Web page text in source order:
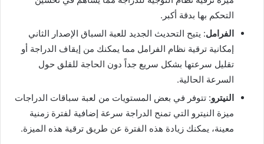
التحكم بها بدقة أكبر.
الفرامل: يتيح التحديث الجديد للعبة السباق الإصدار الثاني
إمكانية ترقية نظام الفرامل مما يمكنك من إيقاف الدراجة أو
تقليل سرعتها بشكل سريع جداً دون الحاجة للقلق حول
السرعة الحالية.
النيترو: تتوفر في بعض المستويات من لعبة سباقات الدراجات
ميزة النيترو التي تمنح الدراجة سرعة إضافية لفترة زمنية
معينة، يمكنك زيادة هذه الفترة عن طريق ترقية هذه الميزة.